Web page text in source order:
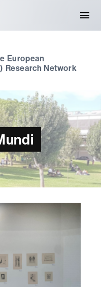
European
Research Network